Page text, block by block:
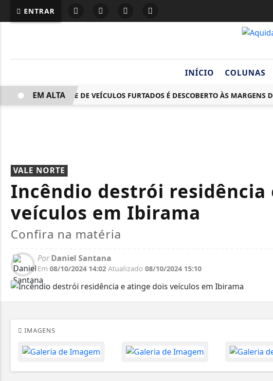
ENTRAR
INÍCIO COLUNAS
DESMANCHE DE VEÍCULOS FURTADOS É DESCOBERTO ÀS MARGENS DA
EM ALTA
VALE NORTE
Incêndio destrói residência
veículos em Ibirama
Confira na matéria
PorDaniel Santana
Em 08/10/2024 14:02 Atualizado 08/10/2024 15:10
IMAGENS